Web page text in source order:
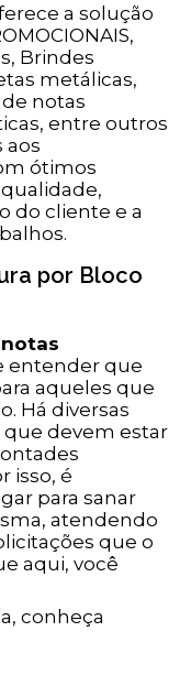
a solução
Brindes
metálicas,
notas
entre outros
aos
ótimos
do cliente e a
por Bloco
entender que
aqueles que
Há diversas
que devem estar
isso, é
para sanar
atendendo
que o
aqui, você
conheça